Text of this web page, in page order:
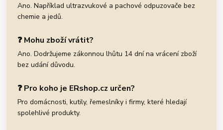
Ano. Například ultrazvukové a pachové odpuzovače bez
chemie a jedů.
❓ Mohu zboží vrátit?
Ano. Dodržujeme zákonnou lhůtu 14 dní na vrácení zboží
bez udání důvodu.
❓ Pro koho je ERshop.cz určen?
Pro domácnosti, kutily, řemeslníky i firmy, které hledají
spolehlivé produkty.